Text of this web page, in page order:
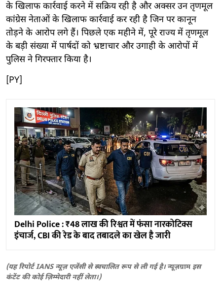
के खिलाफ कार्रवाई करने में सक्रिय रही है और अक्सर उन तृणमूल
कांग्रेस नेताओं के खिलाफ कार्रवाई कर रही है जिन पर कानून
तोड़ने के आरोप लगे हैं। पिछले एक महीने में, पूरे राज्य में तृणमूल
के बड़ी संख्या में पार्षदों को भ्रष्टाचार और उगाही के आरोपों में
पुलिस ने गिरफ्तार किया है।
[PY]
Delhi Police : ₹48 लाख की रिश्वत में फंसा नारकोटिक्स
इंचार्ज, CBI की रेड के बाद तबादले का खेल है जारी
(यह रिपोर्ट IANS न्यूज़ एजेंसी से स्वचालित रूप से ली गई है।न्यूज़ग्राम इस
कंटेंट की कोई ज़िम्मेदारी नहीं लेता।)